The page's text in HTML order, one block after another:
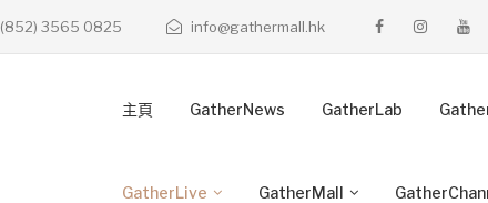
(852) 3565 0825 info@gathermall.hk
主頁 GatherNews GatherLab
GatherLive GatherMall